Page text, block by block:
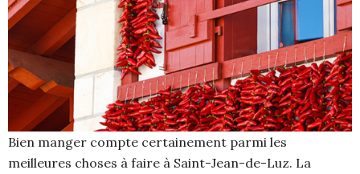
Bien manger compte certainement parmi les
meilleures choses à faire à Saint-Jean-de-Luz. La